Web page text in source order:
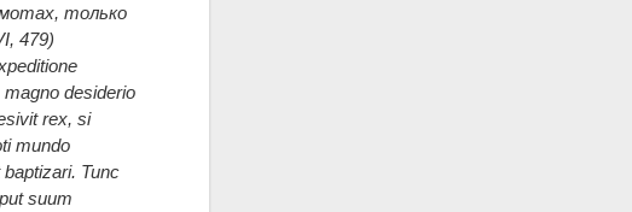
только
479)
desiderio
rex, si
mundo
Tunc
suum